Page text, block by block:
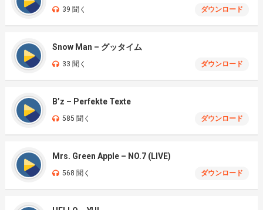
39 聞く ダウンロード
Snow Man – グッタイム
33 聞く ダウンロード
B’z – Perfekte Texte
585 聞く ダウンロード
Mrs. Green Apple – NO.7 (LIVE)
568 聞く ダウンロード